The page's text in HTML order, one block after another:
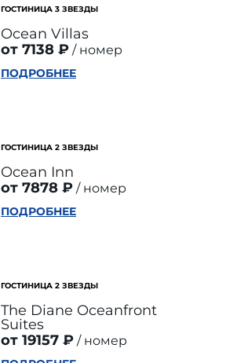
ГОСТИНИЦА 3 ЗВЕЗДЫ
Ocean Villas
от 7138 ₽
номер
ПОДРОБНЕЕ
ГОСТИНИЦА 2 ЗВЕЗДЫ
Ocean Inn
от 7878 ₽
номер
ПОДРОБНЕЕ
ГОСТИНИЦА 2 ЗВЕЗДЫ
The Diane Oceanfront
Suites
от 19157 ₽
номер